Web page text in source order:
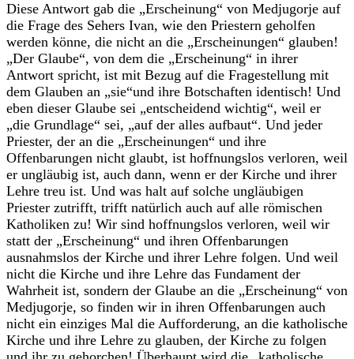
Diese Antwort gab die „Erscheinung“ von Medjugorje auf
die Frage des Sehers Ivan, wie den Priestern geholfen
werden könne, die nicht an die „Erscheinungen“ glauben!
„Der Glaube“, von dem die „Erscheinung“ in ihrer
Antwort spricht, ist mit Bezug auf die Fragestellung mit
dem Glauben an „sie“und ihre Botschaften identisch! Und
eben dieser Glaube sei „entscheidend wichtig“, weil er
„die Grundlage“ sei, „auf der alles aufbaut“. Und jeder
Priester, der an die „Erscheinungen“ und ihre
Offenbarungen nicht glaubt, ist hoffnungslos verloren, weil
er ungläubig ist, auch dann, wenn er der Kirche und ihrer
Lehre treu ist. Und was halt auf solche ungläubigen
Priester zutrifft, trifft natürlich auch auf alle römischen
Katholiken zu! Wir sind hoffnungslos verloren, weil wir
statt der „Erscheinung“ und ihren Offenbarungen
ausnahmslos der Kirche und ihrer Lehre folgen. Und weil
nicht die Kirche und ihre Lehre das Fundament der
Wahrheit ist, sondern der Glaube an die „Erscheinung“ von
Medjugorje, so finden wir in ihren Offenbarungen auch
nicht ein einziges Mal die Aufforderung, an die katholische
Kirche und ihre Lehre zu glauben, der Kirche zu folgen